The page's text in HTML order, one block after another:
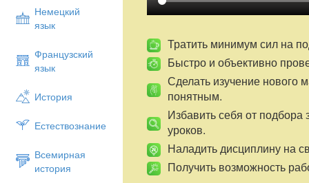
Немецкий
язык
Французский
язык
История
Естествознание
Всемирная
история
Включенные в программу вопросы
в форме бесед, лекций, экскурсий,
задач повышенной сложности.
АКТУАЛЬНОСТЬ:
Причины недостаточной
школу, к изучению дальнейшего курса
они связаны с отсутствием общих или
объясняться и слабым здоровьем
включаться в школьную работу, и
ребёнка к школе, и индивидуальным
запущенность, и др.
Тратить минимум сил на
Быстро и объективно
Сделать изучение нового
понятным.
Избавить себя от подбора
уроков.
Наладить дисциплину на
Получить возможность